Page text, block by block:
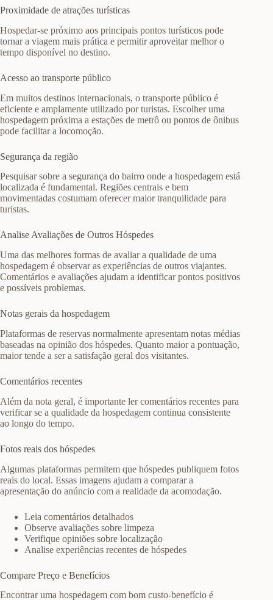
Proximidade de atrações turísticas
Hospedar-se próximo aos principais pontos turísticos pode
tornar a viagem mais prática e permitir aproveitar melhor o
tempo disponível no destino.
Acesso ao transporte público
Em muitos destinos internacionais, o transporte público é
eficiente e amplamente utilizado por turistas. Escolher uma
hospedagem próxima a estações de metrô ou pontos de ônibus
pode facilitar a locomoção.
Segurança da região
Pesquisar sobre a segurança do bairro onde a hospedagem está
localizada é fundamental. Regiões centrais e bem
movimentadas costumam oferecer maior tranquilidade para
turistas.
Analise Avaliações de Outros Hóspedes
Uma das melhores formas de avaliar a qualidade de uma
hospedagem é observar as experiências de outros viajantes.
Comentários e avaliações ajudam a identificar pontos positivos
e possíveis problemas.
Notas gerais da hospedagem
Plataformas de reservas normalmente apresentam notas médias
baseadas na opinião dos hóspedes. Quanto maior a pontuação,
maior tende a ser a satisfação geral dos visitantes.
Comentários recentes
Além da nota geral, é importante ler comentários recentes para
verificar se a qualidade da hospedagem continua consistente
ao longo do tempo.
Fotos reais dos hóspedes
Algumas plataformas permitem que hóspedes publiquem fotos
reais do local. Essas imagens ajudam a comparar a
apresentação do anúncio com a realidade da acomodação.
Leia comentários detalhados
Observe avaliações sobre limpeza
Verifique opiniões sobre localização
Analise experiências recentes de hóspedes
Compare Preço e Benefícios
Encontrar uma hospedagem com bom custo-benefício é